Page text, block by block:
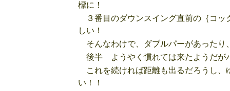
標に！
３番目のダウンスイング直前の｛コッ
しい！
そんなわけで、ダブルパーがあったり
後半 ようやく慣れては来たようだが
これを続ければ距離も出るだろうし、
い！！